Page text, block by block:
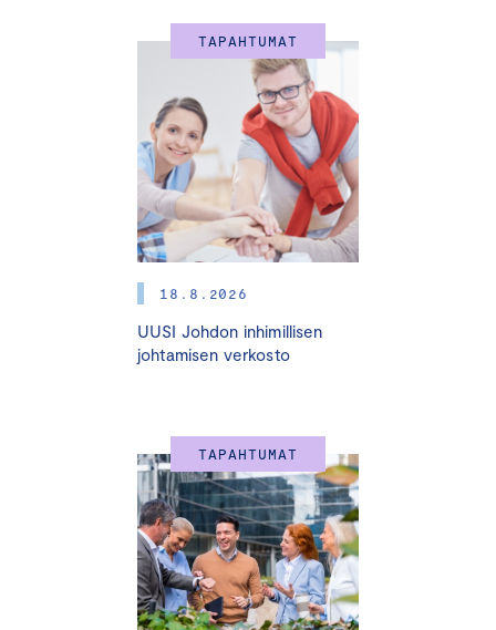
TAPAHTUMAT
18.8.2026
UUSI Johdon inhimillisen
johtamisen verkosto
TAPAHTUMAT